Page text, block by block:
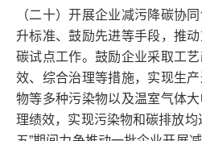
（二十）开展企业减污降碳协
升标准、鼓励先进等手段，推
碳试点工作。鼓励企业采取工
效、综合治理等措施，实现生
物等多种污染物以及温室气体
理绩效，实现污染物和碳排放均